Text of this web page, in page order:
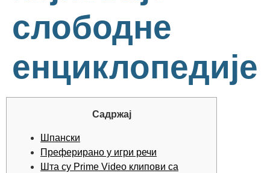
слободне
енциклопедије
Садржај
Шпански
Преферирано у игри речи
Шта су Prime Video клипови са